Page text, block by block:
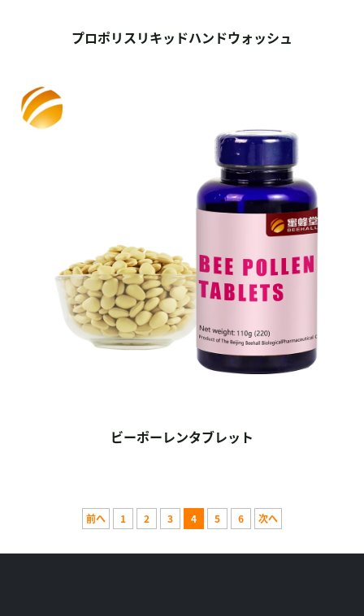
プロポリスリキッドハンドウォッシュ
ビーポーレンタブレット
前へ 1 2 3 4 5 6 次へ